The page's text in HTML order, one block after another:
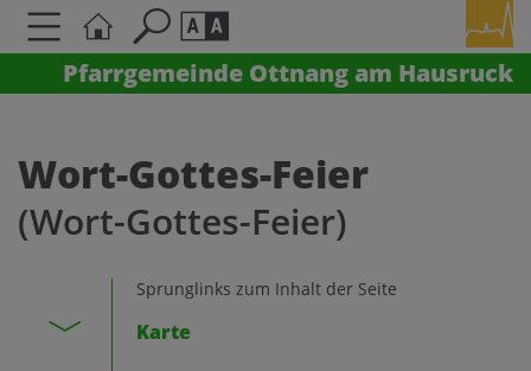
Pfarrgemeinde Ottnang am Hausruck
Schriftgröße
AAA
Kontrasteinstellungen
A
Wort-Gottes-Feier
(Wort-Gottes-Feier)
Sprunglinks zum Inhalt der Seite
Karte